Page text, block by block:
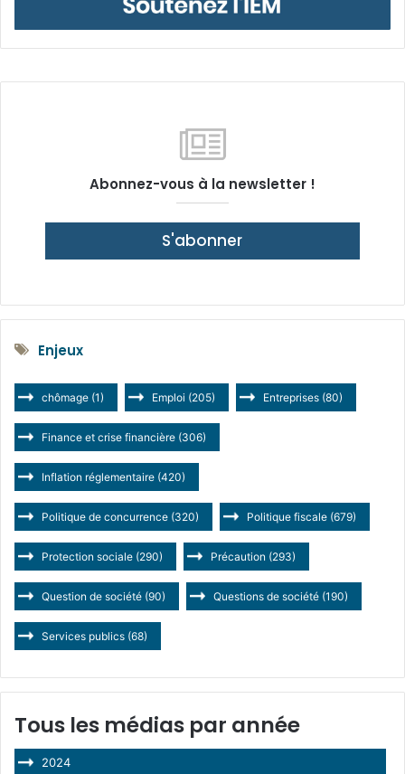
Abonnez-vous à la newsletter !
S'abonner
Enjeux
chômage (1) Emploi (205) Entreprises (80)
Finance et crise financière (306)
Inflation réglementaire (420)
Politique de concurrence (320) Politique fiscale (679)
Protection sociale (290) Précaution (293)
Question de société (90) Questions de société (190)
Services publics (68)
Tous les médias par année
2024